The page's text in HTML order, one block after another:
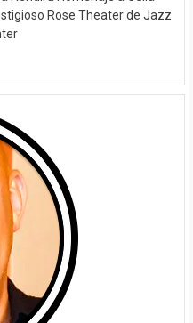
Rose Theater de Jazz